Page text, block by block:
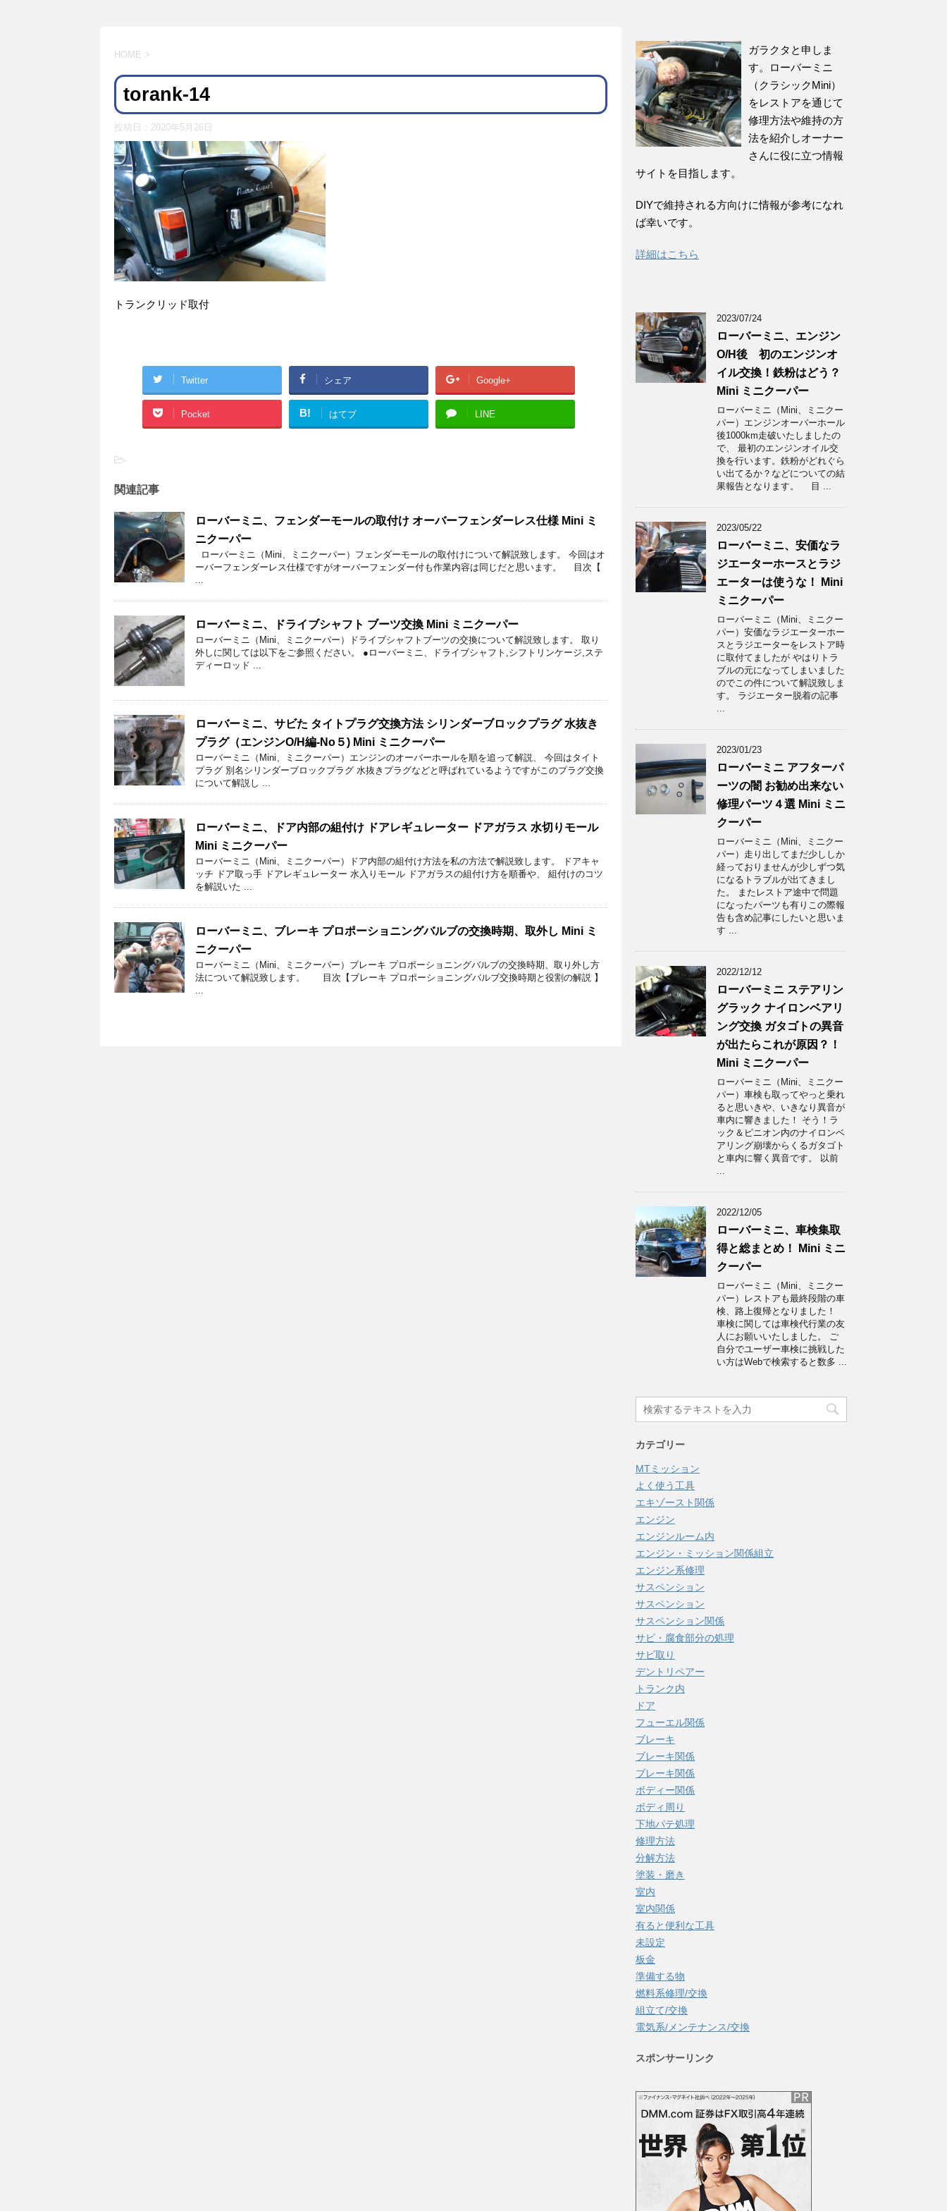
HOME >
torank-14
投稿日： 2020年5月26日
トランクリッド取付
Twitter シェア Google+
Pocket B! はてブ LINE
-
関連記事
ローバーミニ、フェンダーモールの取付け オーバーフェンダーレス仕様 Mini ミ
ニクーパー
ローバーミニ（Mini、ミニクーパー）フェンダーモールの取付けについて解説致します。 今回はオ
ーバーフェンダーレス仕様ですがオーバーフェンダー付も作業内容は同じだと思います。 目次【
...
ローバーミニ、ドライブシャフト ブーツ交換 Mini ミニクーパー
ローバーミニ（Mini、ミニクーパー）ドライブシャフトブーツの交換について解説致します。 取り
外しに関しては以下をご参照ください。 ●ローバーミニ、ドライブシャフト,シフトリンケージ,ステ
ディーロッド ...
ローバーミニ、サビた タイトプラグ交換方法 シリンダーブロックプラグ 水抜き
プラグ（エンジンO/H編-No５) Mini ミニクーパー
ローバーミニ（Mini、ミニクーパー）エンジンのオーバーホールを順を追って解説、 今回はタイト
プラグ 別名シリンダーブロックプラグ 水抜きプラグなどと呼ばれているようですがこのプラグ交換
について解説し ...
ローバーミニ、ドア内部の組付け ドアレギュレーター ドアガラス 水切りモール
Mini ミニクーパー
ローバーミニ（Mini、ミニクーパー）ドア内部の組付け方法を私の方法で解説致します。 ドアキャ
ッチ ドア取っ手 ドアレギュレーター 水入りモール ドアガラスの組付け方を順番や、 組付けのコツ
を解説いた ...
ローバーミニ、ブレーキ プロポーショニングバルブの交換時期、取外し Mini ミ
ニクーパー
ローバーミニ（Mini、ミニクーパー）ブレーキ プロポーショニングバルブの交換時期、取り外し方
法について解説致します。 目次【ブレーキ プロポーショニングバルブ交換時期と役割の解説 】
...
ガラクタと申しま
す。ローバーミニ
（クラシックMini）
をレストアを通じて
修理方法や維持の方
法を紹介しオーナー
さんに役に立つ情報
サイトを目指します。
DIYで維持される方向けに情報が参考になれ
ば幸いです。
詳細はこちら
2023/07/24
ローバーミニ、エンジン
O/H後 初のエンジンオ
イル交換！鉄粉はどう？
Mini ミニクーパー
ローバーミニ（Mini、ミニクー
パー）エンジンオーバーホール
後1000km走破いたしましたの
で、 最初のエンジンオイル交
換を行います。鉄粉がどれぐら
い出てるか？などについての結
果報告となります。 目 ...
2023/05/22
ローバーミニ、安価なラ
ジエーターホースとラジ
エーターは使うな！ Mini
ミニクーパー
ローバーミニ（Mini、ミニクー
パー）安価なラジエーターホー
スとラジエーターをレストア時
に取付てましたが やはりトラ
ブルの元になってしまいました
のでこの件について解説致しま
す。 ラジエーター脱着の記事
...
2023/01/23
ローバーミニ アフターパ
ーツの闇 お勧め出来ない
修理パーツ４選 Mini ミニ
クーパー
ローバーミニ（Mini、ミニクー
パー）走り出してまだ少ししか
経っておりませんが少しずつ気
になるトラブルが出てきまし
た。 またレストア途中で問題
になったパーツも有りこの際報
告も含め記事にしたいと思いま
す ...
2022/12/12
ローバーミニ ステアリン
グラック ナイロンベアリ
ング交換 ガタゴトの異音
が出たらこれが原因？！
Mini ミニクーパー
ローバーミニ（Mini、ミニクー
パー）車検も取ってやっと乗れ
ると思いきや、いきなり異音が
車内に響きました！ そう！ラ
ック＆ピニオン内のナイロンベ
アリング崩壊からくるガタゴト
と車内に響く異音です。 以前
...
2022/12/05
ローバーミニ、車検集取
得と総まとめ！ Mini ミニ
クーパー
ローバーミニ（Mini、ミニクー
パー）レストアも最終段階の車
検、路上復帰となりました！
車検に関しては車検代行業の友
人にお願いいたしました。 ご
自分でユーザー車検に挑戦した
い方はWebで検索すると数多 ...
カテゴリー
MTミッション
よく使う工具
エキゾースト関係
エンジン
エンジンルーム内
エンジン・ミッション関係組立
エンジン系修理
サスペンション
サスペンション
サスペンション関係
サビ・腐食部分の処理
サビ取り
デントリペアー
トランク内
ドア
フューエル関係
ブレーキ
ブレーキ関係
ブレーキ関係
ボディー関係
ボディ周り
下地パテ処理
修理方法
分解方法
塗装・磨き
室内
室内関係
有ると便利な工具
未設定
板金
準備する物
燃料系修理/交換
組立て/交換
電気系/メンテナンス/交換
スポンサーリンク